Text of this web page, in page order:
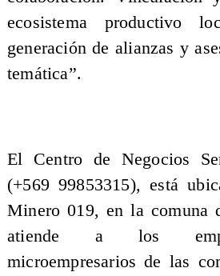
ecosistema productivo
generación de alianzas y
temática”.
El Centro de Negocios
(+569 99853315), está
Minero 019, en la comuna
atiende a los
microempresarios de las